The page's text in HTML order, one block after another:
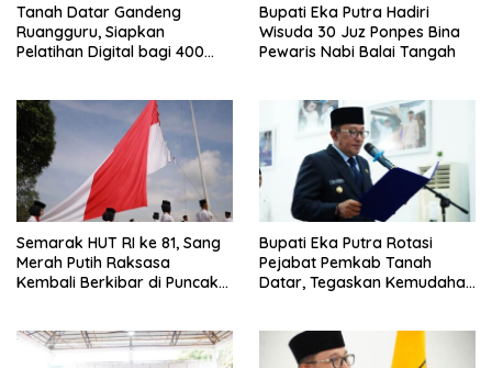
Tanah Datar Gandeng
Ruangguru, Siapkan
Pelatihan Digital bagi 400
Bupati Eka Putra Hadiri
Wisuda 30 Juz Ponpes Bina
Pewaris Nabi Balai Tangah
Semarak HUT RI ke 81, Sang
Merah Putih Raksasa
Kembali Berkibar di Puncak
Bupati Eka Putra Rotasi
Pejabat Pemkab Tanah
Datar, Tegaskan Kemudahan